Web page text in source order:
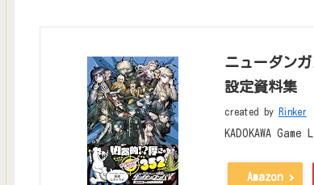
ニューダン
設定資料集
created by Rinker
KADOKAWA
Amazon